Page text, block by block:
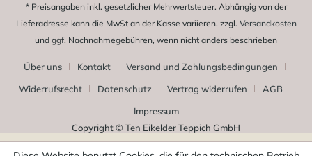
* Preisangaben inkl. gesetzlicher Mehrwertsteuer. Abhängig von der
Lieferadresse kann die MwSt an der Kasse variieren. zzgl. Versandkosten
und ggf. Nachnahmegebühren, wenn nicht anders beschrieben
Über uns Kontakt
Versand und Zahlungsbedingungen
Widerrufsrecht
Datenschutz Vertrag widerrufen
AGB
Impressum
Copyright © Ten Eikelder Teppich GmbH